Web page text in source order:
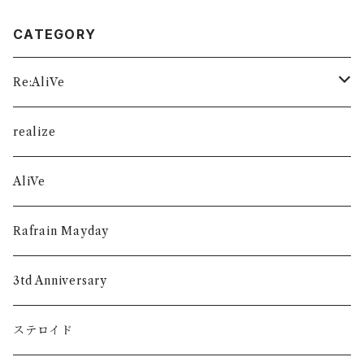
CATEGORY
Re:AliVe
数量限定
realize
AliVe
Rafrain Mayday
3td Anniversary
ステロイド